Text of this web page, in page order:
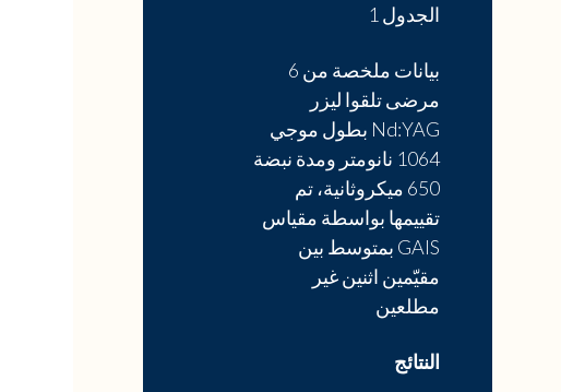
الجدول 1
بيانات ملخصة من 6
مرضى تلقوا ليزر
Nd:YAG بطول موجي
1064 نانومتر ومدة نبضة
650 ميكروثانية، تم
تقييمها بواسطة مقياس
GAIS بمتوسط بين
مقيّمين اثنين غير
مطلعين
النتائج